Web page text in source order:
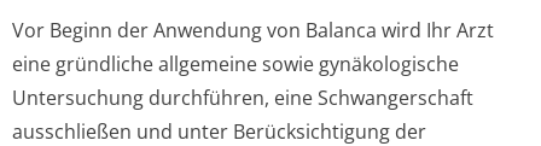
Vor Beginn der Anwendung von Balanca wird Ihr Arzt
eine gründliche allgemeine sowie gynäkologische
Untersuchung durchführen, eine Schwangerschaft
ausschließen und unter Berücksichtigung der